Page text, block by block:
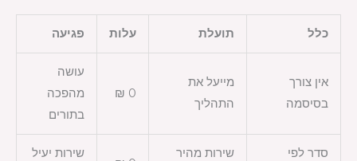
כלל תועלת עלות פגיעה
אין צורך
בסיסמה
מייעל את
התהליך
0 ₪
עושה
מהפכה
בתורים
סדר לפי
שירות מהיר
שירות יעיל